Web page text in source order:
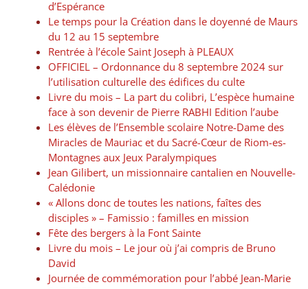
d’Espérance
Le temps pour la Création dans le doyenné de Maurs
du 12 au 15 septembre
Rentrée à l’école Saint Joseph à PLEAUX
OFFICIEL – Ordonnance du 8 septembre 2024 sur
l’utilisation culturelle des édifices du culte
Livre du mois – La part du colibri, L’espèce humaine
face à son devenir de Pierre RABHI Edition l’aube
Les élèves de l’Ensemble scolaire Notre-Dame des
Miracles de Mauriac et du Sacré-Cœur de Riom-es-
Montagnes aux Jeux Paralympiques
Jean Gilibert, un missionnaire cantalien en Nouvelle-
Calédonie
« Allons donc de toutes les nations, faîtes des
disciples » – Famissio : familles en mission
Fête des bergers à la Font Sainte
Livre du mois – Le jour où j’ai compris de Bruno
David
Journée de commémoration pour l’abbé Jean-Marie